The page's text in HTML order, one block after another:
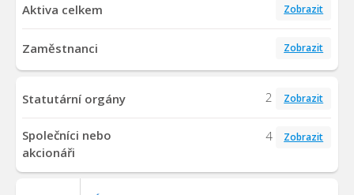
Aktiva celkem Zobrazit
Zaměstnanci Zobrazit
Statutární orgány 2 Zobrazit
Společníci nebo
akcionáři
4 Zobrazit